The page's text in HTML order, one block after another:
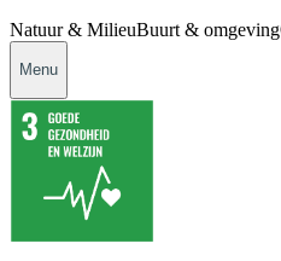
Natuur & MilieuBuurt & omgeving
Menu